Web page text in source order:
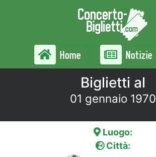
Home Notizie
Biglietti al
01 gennaio 1970
Luogo:
Città: